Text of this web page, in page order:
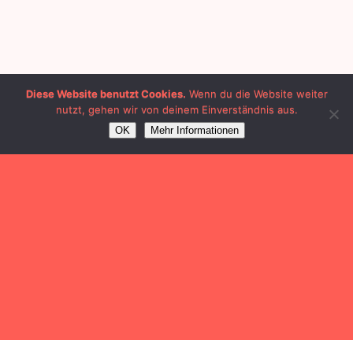
Diese Website benutzt Cookies. Wenn du die Website weiter
nutzt, gehen wir von deinem Einverständnis aus.
OK Mehr Informationen